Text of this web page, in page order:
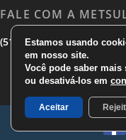
FALE COM A
(51) 3533 1983|(51)3785
Estamos usando
em nosso site.
Você pode saber
ou desativá-los em
Aceitar